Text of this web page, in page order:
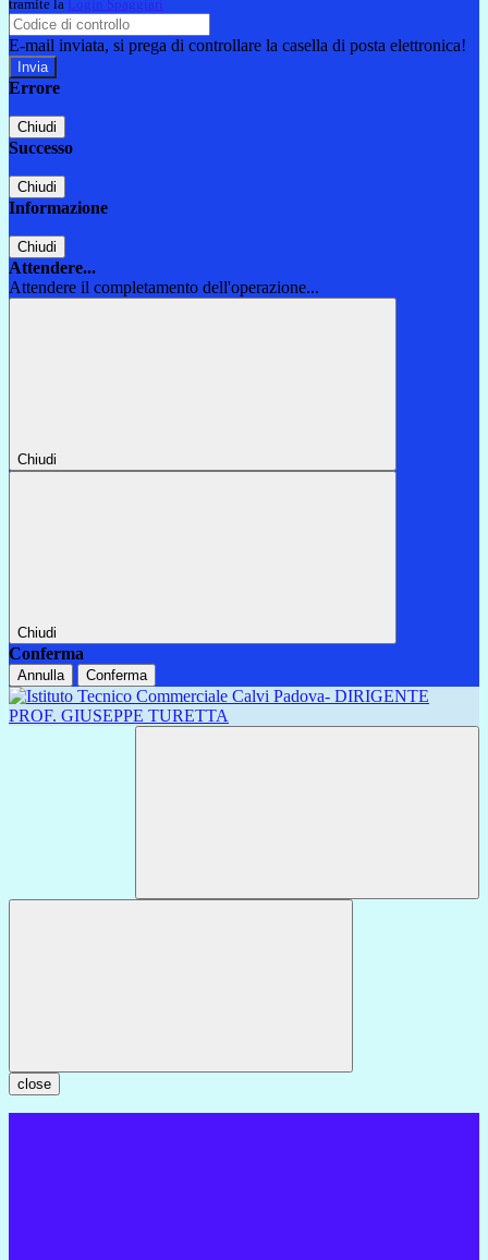
tramite la Login Spaggiari
E-mail inviata, si prega di controllare la casella di posta elettronica!
Errore
Chiudi
Successo
Chiudi
Informazione
Chiudi
Attendere...
Attendere il completamento dell'operazione...
Chiudi
Chiudi
Conferma
Annulla Conferma
close